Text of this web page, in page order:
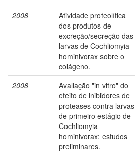
2008
Atividade proteolítica
dos produtos de
excreção/secreção das
larvas de Cochliomyia
hominivorax sobre o
colágeno.
2008
Avaliação "in vitro" do
efeito de inibidores de
proteases contra larvas
de primeiro estágio de
Cochliomyia
hominivorax: estudos
preliminares.